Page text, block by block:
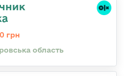
грн
область